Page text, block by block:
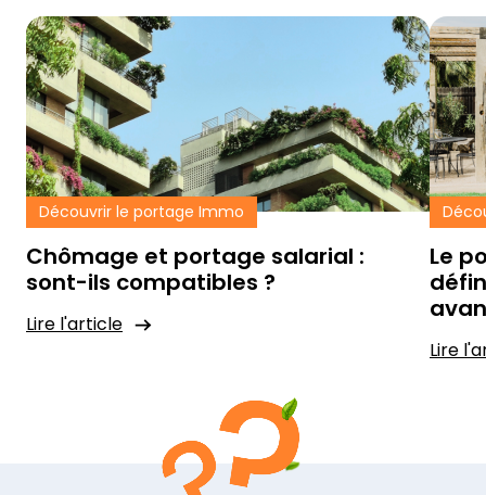
Découvrir le portage Immo
Chômage et portage salarial :
sont-ils compatibles ?
Lire l'article
Le
Lire